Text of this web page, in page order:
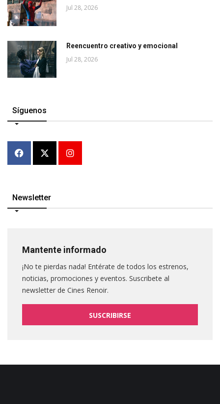
Jul 28, 2026
Reencuentro creativo y emocional
Jul 28, 2026
Síguenos
Newsletter
Mantente informado
¡No te pierdas nada! Entérate de todos los estrenos,
noticias, promociones y eventos. Suscribete al
newsletter de Cines Renoir.
SUSCRIBIRSE